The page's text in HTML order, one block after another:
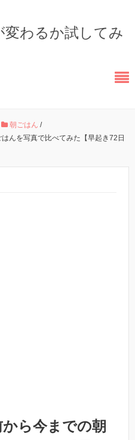
わるか試してみ
朝ごはん /
んを写真で比べてみた【早起き72日
ら今までの朝